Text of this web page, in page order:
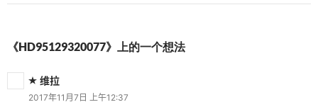
《HD95129320077》上的一个想法
维拉
2017年11月7日 上午12:37